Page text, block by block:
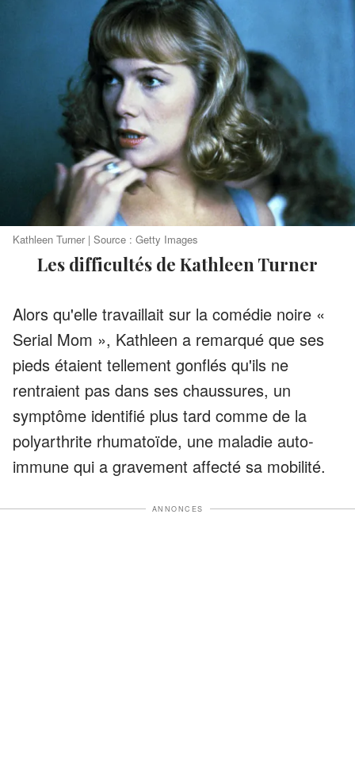
Kathleen Turner | Source : Getty Images
Les difficultés de Kathleen Turner
Alors qu'elle travaillait sur la comédie noire «
Serial Mom », Kathleen a remarqué que ses
pieds étaient tellement gonflés qu'ils ne
rentraient pas dans ses chaussures, un
symptôme identifié plus tard comme de la
polyarthrite rhumatoïde, une maladie auto-
immune qui a gravement affecté sa mobilité.
ANNONCES